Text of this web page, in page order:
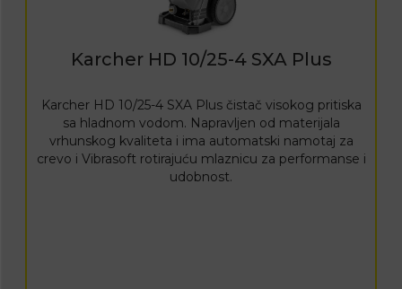
Karcher HD 10/25-4 SXA Plus
Karcher HD 10/25-4 SXA Plus čistač visokog pritiska
sa hladnom vodom. Napravljen od materijala
vrhunskog kvaliteta i ima automatski namotaj za
crevo i Vibrasoft rotirajuću mlaznicu za performanse i
udobnost.